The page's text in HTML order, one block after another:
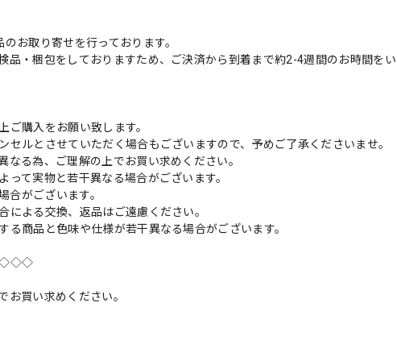
お取り寄せを行っております。
品・梱包をしておりますため、ご決済から到着まで約2-4週間のお時間を
ご購入をお願い致します。
ルとさせていただく場合もございますので、予めご了承くださいませ。
る為、ご理解の上でお買い求めください。
て実物と若干異なる場合がございます。
合がございます。
による交換、返品はご遠慮ください。
商品と色味や仕様が若干異なる場合がございます。
買い求めください。